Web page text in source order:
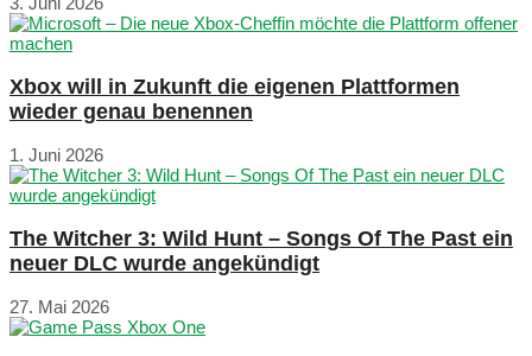
Xbox will in Zukunft die eigenen Plattformen
wieder genau benennen
1. Juni 2026
The Witcher 3: Wild Hunt – Songs Of The Past ein
neuer DLC wurde angekündigt
27. Mai 2026